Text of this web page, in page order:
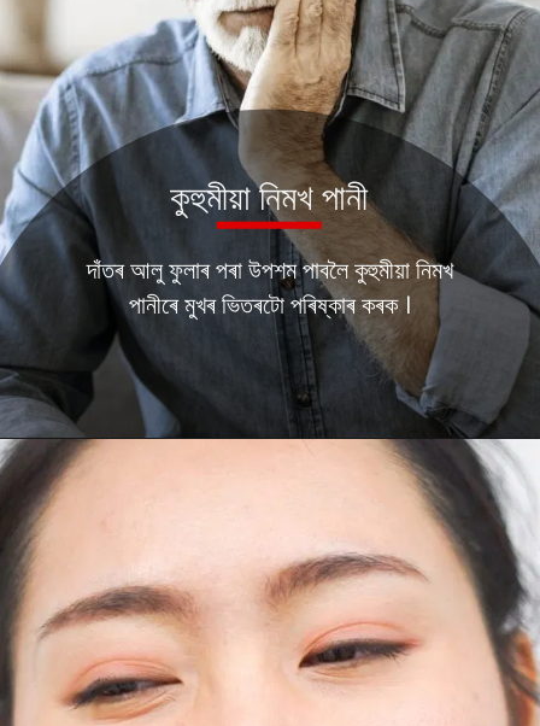
দাঁতৰ আলু ফুলাৰ পৰা উপশম পাবলৈ কুহুমীয়া নিমখ
পানীৰে মুখৰ ভিতৰটো পৰিষ্কাৰ কৰক ।
কুহুমীয়া নিমখ পানী